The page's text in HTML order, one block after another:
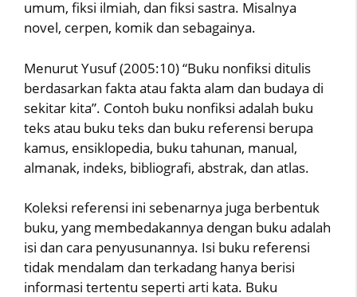
umum, fiksi ilmiah, dan fiksi sastra. Misalnya
novel, cerpen, komik dan sebagainya.
Menurut Yusuf (2005:10) “Buku nonfiksi ditulis
berdasarkan fakta atau fakta alam dan budaya di
sekitar kita”. Contoh buku nonfiksi adalah buku
teks atau buku teks dan buku referensi berupa
kamus, ensiklopedia, buku tahunan, manual,
almanak, indeks, bibliografi, abstrak, dan atlas.
Koleksi referensi ini sebenarnya juga berbentuk
buku, yang membedakannya dengan buku adalah
isi dan cara penyusunannya. Isi buku referensi
tidak mendalam dan terkadang hanya berisi
informasi tertentu seperti arti kata. Buku